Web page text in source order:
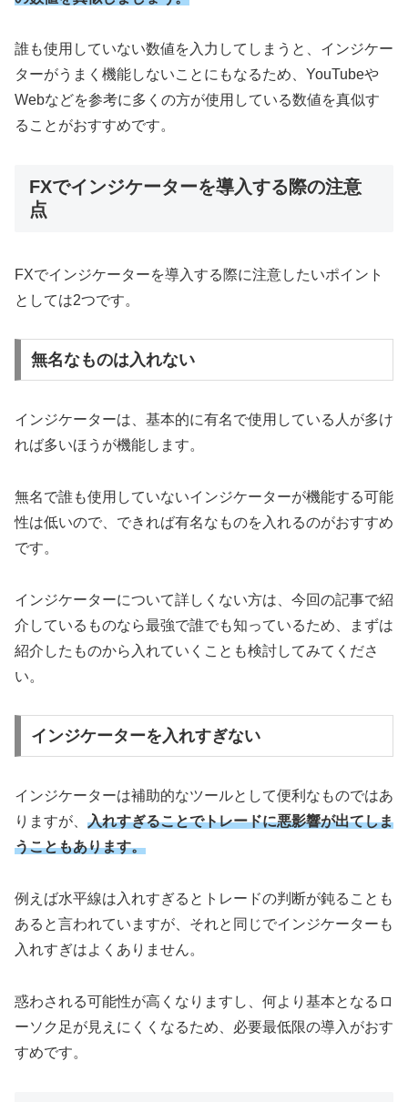
誰も使用していない数値を入力してしまうと、インジケー
ターがうまく機能しないことにもなるため、YouTubeや
Webなどを参考に多くの方が使用している数値を真似す
ることがおすすめです。
FXでインジケーターを導入する際の注意
点
FXでインジケーターを導入する際に注意したいポイント
としては2つです。
無名なものは入れない
インジケーターは、基本的に有名で使用している人が多け
れば多いほうが機能します。
無名で誰も使用していないインジケーターが機能する可能
性は低いので、できれば有名なものを入れるのがおすすめ
です。
インジケーターについて詳しくない方は、今回の記事で紹
介しているものなら最強で誰でも知っているため、まずは
紹介したものから入れていくことも検討してみてくださ
い。
インジケーターを入れすぎない
インジケーターは補助的なツールとして便利なものではあ
りますが、 入れすぎることでトレードに悪影響が出てしま
うこともあります。
例えば水平線は入れすぎるとトレードの判断が鈍ることも
あると言われていますが、それと同じでインジケーターも
入れすぎはよくありません。
惑わされる可能性が高くなりますし、何より基本となるロ
ーソク足が見えにくくなるため、必要最低限の導入がおす
すめです。